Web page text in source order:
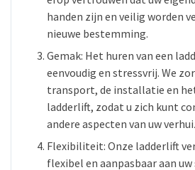
handen zijn en veilig worden
nieuwe bestemming.
Gemak: Het huren van een
eenvoudig en stressvrij. We
transport, de installatie en
ladderlift, zodat u zich kunt
andere aspecten van uw
Flexibiliteit: Onze ladderlift
flexibel en aanpasbaar aan